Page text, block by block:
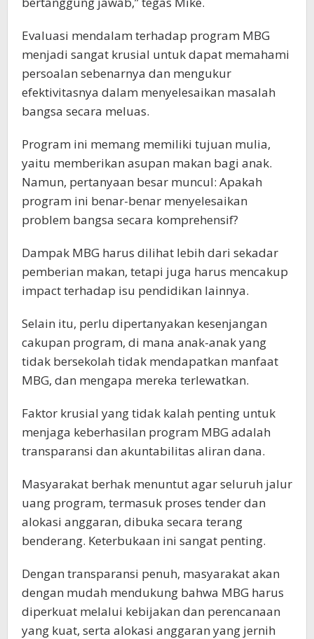
Evaluasi mendalam terhadap program MBG
menjadi sangat krusial untuk dapat memahami
persoalan sebenarnya dan mengukur
efektivitasnya dalam menyelesaikan masalah
bangsa secara meluas.
Program ini memang memiliki tujuan mulia,
yaitu memberikan asupan makan bagi anak.
Namun, pertanyaan besar muncul: Apakah
program ini benar-benar menyelesaikan
problem bangsa secara komprehensif?
Dampak MBG harus dilihat lebih dari sekadar
pemberian makan, tetapi juga harus mencakup
impact terhadap isu pendidikan lainnya.
Selain itu, perlu dipertanyakan kesenjangan
cakupan program, di mana anak-anak yang
tidak bersekolah tidak mendapatkan manfaat
MBG, dan mengapa mereka terlewatkan.
Faktor krusial yang tidak kalah penting untuk
menjaga keberhasilan program MBG adalah
transparansi dan akuntabilitas aliran dana.
Masyarakat berhak menuntut agar seluruh jalur
uang program, termasuk proses tender dan
alokasi anggaran, dibuka secara terang
benderang. Keterbukaan ini sangat penting.
Dengan transparansi penuh, masyarakat akan
dengan mudah mendukung bahwa MBG harus
diperkuat melalui kebijakan dan perencanaan
yang kuat, serta alokasi anggaran yang jernih